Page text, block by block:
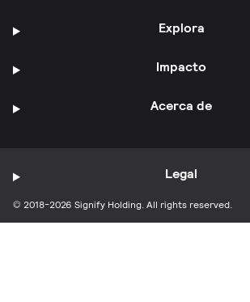
Explora
Impacto
Acerca de
© 2018-2026 Signify Holding. All rights reserved.
Legal